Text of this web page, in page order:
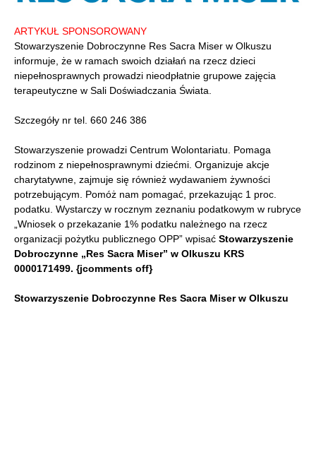
ARTYKUŁ SPONSOROWANY
Stowarzyszenie Dobroczynne Res Sacra Miser w Olkuszu
informuje, że w ramach swoich działań na rzecz dzieci
niepełnosprawnych prowadzi nieodpłatnie grupowe zajęcia
terapeutyczne w Sali Doświadczania Świata.
Szczegóły nr tel. 660 246 386
Stowarzyszenie prowadzi Centrum Wolontariatu. Pomaga
rodzinom z niepełnosprawnymi dziećmi. Organizuje akcje
charytatywne, zajmuje się również wydawaniem żywności
potrzebującym. Pomóż nam pomagać, przekazując 1 proc.
podatku. Wystarczy w rocznym zeznaniu podatkowym w rubryce
„Wniosek o przekazanie 1% podatku należnego na rzecz
organizacji pożytku publicznego OPP” wpisać Stowarzyszenie
Dobroczynne „Res Sacra Miser” w Olkuszu KRS
0000171499. {jcomments off}
Stowarzyszenie Dobroczynne Res Sacra Miser w Olkuszu